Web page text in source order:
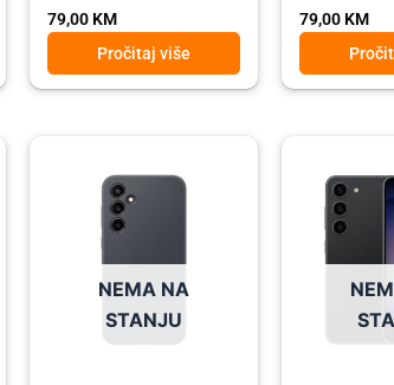
79,00 KM
Pročitaj više
79,00 KM
NEMA NA
STANJU
was:
1.599,00
1.359,00